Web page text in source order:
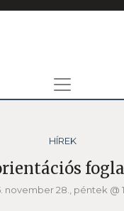
HÍREK
november 28., péntek @